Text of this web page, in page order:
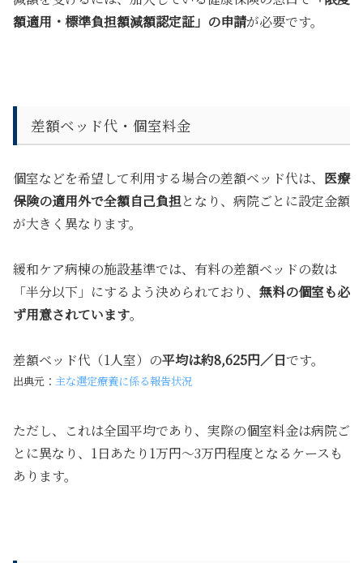
額適用・標準負担額減額認定証」の申請が必要です。
差額ベッド代・個室料金
個室などを希望して利用する場合の差額ベッド代は、 医療
保険の適用外で全額自己負担となり、病院ごとに設定金額
が大きく異なります。
緩和ケア病棟の施設基準では、有料の差額ベッドの数は
「半分以下」にするよう決められており、 無料の個室も必
ず用意されています。
差額ベッド代（1人室）の平均は約8,625円／日です。
出典元： 主な選定療養に係る報告状況
ただし、これは全国平均であり、実際の個室料金は病院ご
とに異なり、1日あたり1万円〜3万円程度となるケースも
あります。